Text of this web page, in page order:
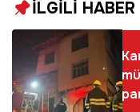
İLGİLİ HABER